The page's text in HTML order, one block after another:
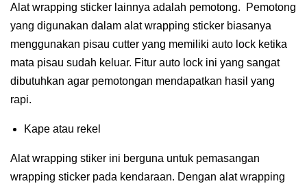
Alat wrapping sticker lainnya adalah pemotong. Pemotong
yang digunakan dalam alat wrapping sticker biasanya
menggunakan pisau cutter yang memiliki auto lock ketika
mata pisau sudah keluar. Fitur auto lock ini yang sangat
dibutuhkan agar pemotongan mendapatkan hasil yang
rapi.
Kape atau rekel
Alat wrapping stiker ini berguna untuk pemasangan
wrapping sticker pada kendaraan. Dengan alat wrapping